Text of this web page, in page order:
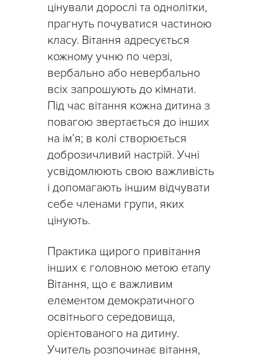
цінували дорослі та однолітки,
прагнуть почуватися частиною
класу. Вітання адресується
кожному учню по черзі,
вербально або невербально
всіх запрошують до кімнати.
Під час вітання кожна дитина з
повагою звертається до інших
на ім’я; в колі створюється
доброзичливий настрій. Учні
усвідомлюють свою важливість
і допомагають іншим відчувати
себе членами групи, яких
цінують.
Практика щирого привітання
інших є головною метою етапу
Вітання, що є важливим
елементом демократичного
освітнього середовища,
орієнтованого на дитину.
Учитель розпочинає вітання,